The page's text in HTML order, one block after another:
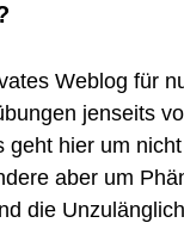
Weblog für
jenseits
geht hier um
aber um
die